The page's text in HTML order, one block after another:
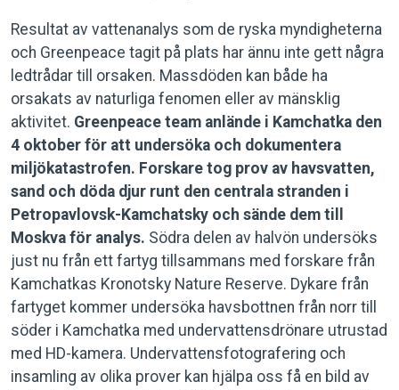
Resultat av vattenanalys som de ryska myndigheterna
och Greenpeace tagit på plats har ännu inte gett några
ledtrådar till orsaken. Massdöden kan både ha
orsakats av naturliga fenomen eller av mänsklig
aktivitet. Greenpeace team anlände i Kamchatka den
4 oktober för att undersöka och dokumentera
miljökatastrofen. Forskare tog prov av havsvatten,
sand och döda djur runt den centrala stranden i
Petropavlovsk-Kamchatsky och sände dem till
Moskva för analys. Södra delen av halvön undersöks
just nu från ett fartyg tillsammans med forskare från
Kamchatkas Kronotsky Nature Reserve. Dykare från
fartyget kommer undersöka havsbottnen från norr till
söder i Kamchatka med undervattensdrönare utrustad
med HD-kamera. Undervattensfotografering och
insamling av olika prover kan hjälpa oss få en bild av